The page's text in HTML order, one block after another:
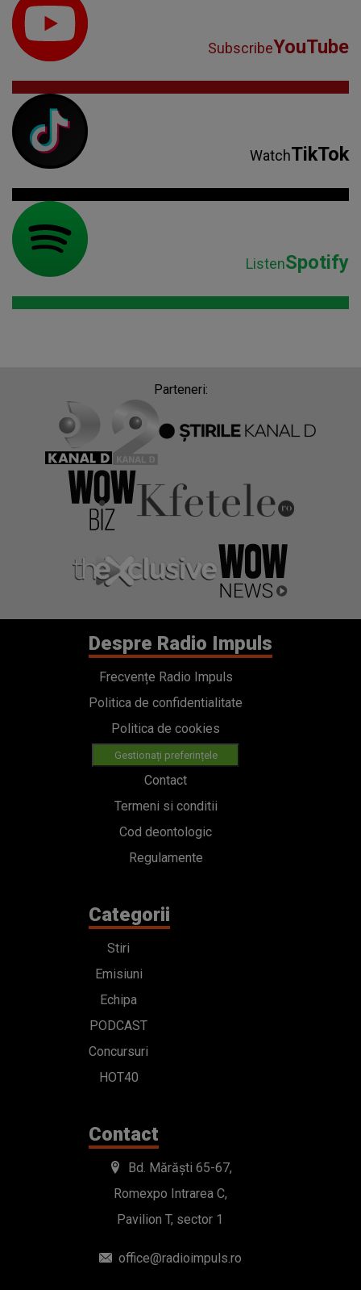
SubscribeYouTube
WatchTikTok
ListenSpotify
Parteneri:
Despre Radio Impuls
Frecvențe Radio Impuls
Politica de confidentialitate
Politica de cookies
Gestionați preferințele
Contact
Termeni si conditii
Cod deontologic
Regulamente
Categorii
Stiri
Emisiuni
Echipa
PODCAST
Concursuri
HOT40
Contact
Bd. Mărăști 65-67,
Romexpo Intrarea C,
Pavilion T, sector 1
office@radioimpuls.ro